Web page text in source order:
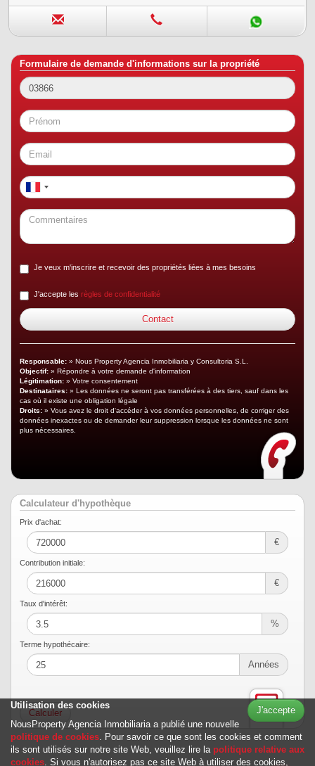
Formulaire de demande d'informations sur la propriété
Je veux m'inscrire et recevoir des propriétés liées à mes besoins
J'accepte les règles de confidentialité
Responsable: » Nous Property Agencia Inmobiliaria y Consultoria S.L.
Objectif: » Répondre à votre demande d'information
Légitimation: » Votre consentement
Destinataires: » Les données ne seront pas transférées à des tiers, sauf dans les
cas où il existe une obligation légale
Droits: » Vous avez le droit d'accéder à vos données personnelles, de corriger des
données inexactes ou de demander leur suppression lorsque les données ne sont
plus nécessaires.
Calculateur d'hypothèque
Prix ​​d'achat:
€
Contribution initiale:
€
Taux d'intérêt:
%
Terme hypothécaire:
Années
J'accepte
Utilisation des cookies
NousProperty Agencia Inmobiliaria a publié une nouvelle
politique de cookies. Pour savoir ce que sont les cookies et comment
ils sont utilisés sur notre site Web, veuillez lire la politique relative aux
cookies. Si vous n'autorisez pas ce site Web à utiliser des cookies,